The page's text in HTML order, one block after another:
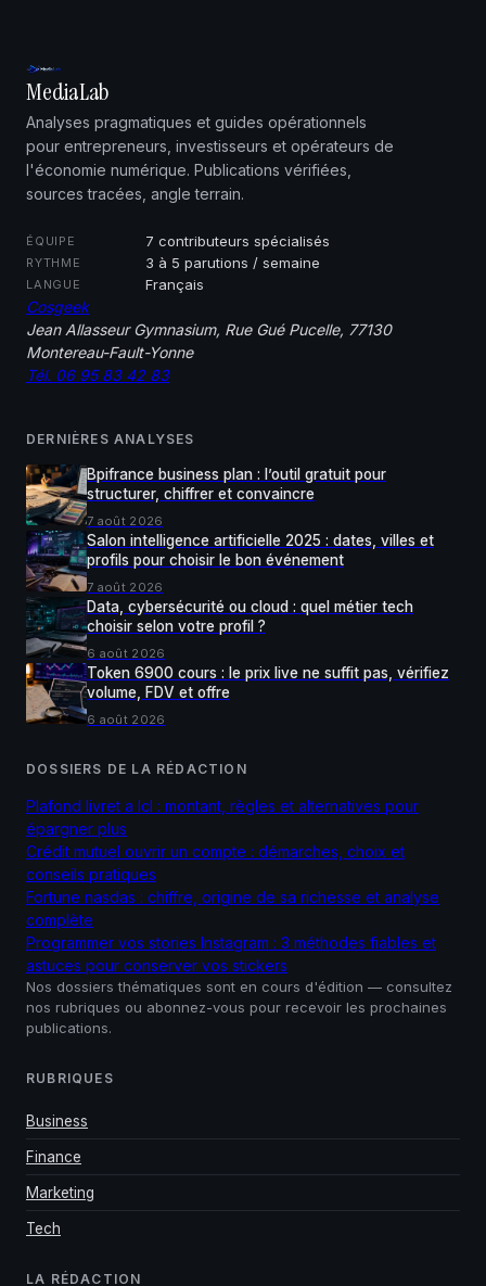
MediaLab
Analyses pragmatiques et guides opérationnels
pour entrepreneurs, investisseurs et opérateurs de
l'économie numérique. Publications vérifiées,
sources tracées, angle terrain.
ÉQUIPE 7 contributeurs spécialisés
RYTHME 3 à 5 parutions / semaine
LANGUE Français
Cosgeek
Jean Allasseur Gymnasium, Rue Gué Pucelle, 77130
Montereau-Fault-Yonne
Tél. 06 95 83 42 83
DERNIÈRES ANALYSES
Bpifrance business plan : l’outil gratuit pour
structurer, chiffrer et convaincre
7 août 2026
Salon intelligence artificielle 2025 : dates, villes et
profils pour choisir le bon événement
7 août 2026
Data, cybersécurité ou cloud : quel métier tech
choisir selon votre profil ?
6 août 2026
Token 6900 cours : le prix live ne suffit pas, vérifiez
volume, FDV et offre
6 août 2026
DOSSIERS DE LA RÉDACTION
Plafond livret a lcl : montant, règles et alternatives pour
épargner plus
Crédit mutuel ouvrir un compte : démarches, choix et
conseils pratiques
Fortune nasdas : chiffre, origine de sa richesse et analyse
complète
Programmer vos stories Instagram : 3 méthodes fiables et
astuces pour conserver vos stickers
Nos dossiers thématiques sont en cours d'édition — consultez
nos rubriques ou abonnez-vous pour recevoir les prochaines
publications.
RUBRIQUES
Business
Finance
Marketing
Tech
LA RÉDACTION